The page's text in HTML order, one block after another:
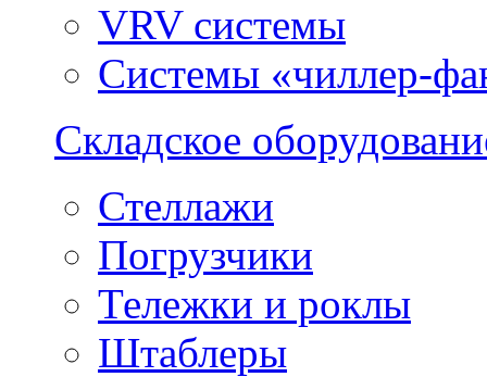
VRV системы
Системы «чиллер-
Складское
Стеллажи
Погрузчики
Тележки и роклы
Штаблеры